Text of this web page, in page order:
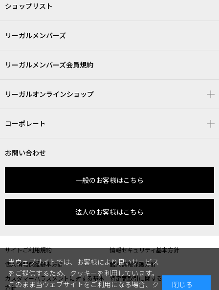
ショップリスト
リーガルメンバーズ
リーガルメンバーズ会員規約
リーガルオンラインショップ
コーポレート
お問い合わせ
一般のお客様はこちら
法人のお客様はこちら
サイトご利用規約
情報セキュリティ基本方針
個人情報保護基本方針
個人情報保護方針
カスタマーハラスメントに対する基本
方針
特定商取引に関する表記
当ウェブサイトでは、お客様により良いサービス
をご提供するため、クッキーを利用しています。
このまま当ウェブサイトをご利用になる場合、ク
閉じる